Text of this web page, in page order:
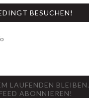
BESUCHEN!
LAUFENDEN BLEIBEN.
ABONNIEREN!